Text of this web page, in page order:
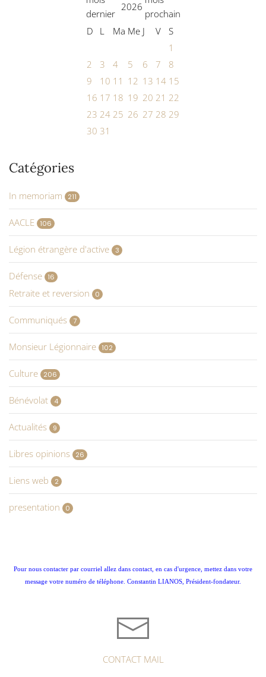
2026
D L Ma Me J V
S
1
2
3 4 5 6 7
8
9
10 11 12 13 14 15
16 17 18 19 20 21 22
23 24 25 26 27 28 29
30 31
Catégories
In memoriam 211
AACLE 106
Légion étrangère d'active 3
Défense 16
Retraite et reversion 0
Communiqués 7
Monsieur Légionnaire 102
Culture 206
Bénévolat 4
Actualités 9
Libres opinions 26
Liens web 2
presentation 0
Pour nous contacter par courriel allez dans contact, en cas d'urgence, mettez dans votre
message votre numéro de téléphone. Constantin LIANOS, Président-fondateur.
CONTACT MAIL